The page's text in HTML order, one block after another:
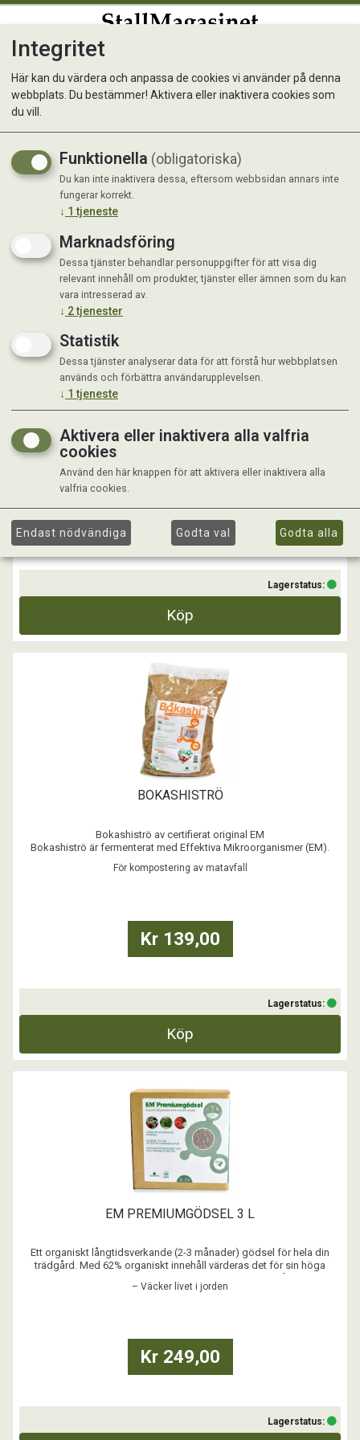
Visar 4 produkter
BOKASHIHINK
direkt i köket. När avfallet fermenterats i hinken i 2 veckor, grävs det
ner i jorden och ger en mycket bra näring till hela din trädgård.
Bokashi tillför viktiga mikroorganismer till jorden.
Kr 990,00
Lagerstatus:
Köp
BOKASHISTRÖ
Bokashiströ av certifierat original EM
Bokashiströ är fermenterat med Effektiva Mikroorganismer (EM).
jordförbättring i trädgården, revitalisering av äldre buskar & träd samt
För kompostering av matavfall
Kr 139,00
Lagerstatus:
Köp
EM PREMIUMGÖDSEL 3 L
Ett organiskt långtidsverkande (2-3 månader) gödsel för hela din
trädgård. Med 62% organiskt innehåll värderas det för sin höga
grönsakslandet, under buskar och träd, på gräsmattan och i
– Väcker livet i jorden
Kr 249,00
Lagerstatus:
Integritet
Här kan du värdera och anpassa de cookies vi använder på denna
webbplats. Du bestämmer! Aktivera eller inaktivera cookies som
du vill.
Funktionella (obligatoriska)
Du kan inte inaktivera dessa, eftersom webbsidan annars inte
fungerar korrekt.
↓ 1 tjeneste
Marknadsföring
Dessa tjänster behandlar personuppgifter för att visa dig
relevant innehåll om produkter, tjänster eller ämnen som du kan
vara intresserad av.
↓ 2tjenester
Statistik
Dessa tjänster analyserar data för att förstå hur webbplatsen
används och förbättra användarupplevelsen.
↓ 1 tjeneste
Aktivera eller inaktivera alla valfria
cookies
Använd den här knappen för att aktivera eller inaktivera alla
valfria cookies.
Endast nödvändiga Godta val Godta alla